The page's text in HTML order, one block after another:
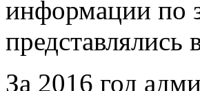
информации по
представлялись
За 2016 год